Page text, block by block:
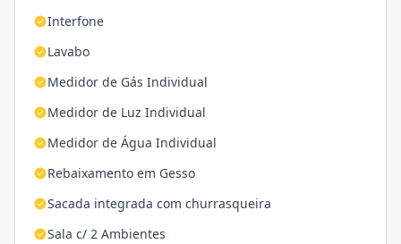
Interfone
Lavabo
Medidor de Gás Individual
Medidor de Luz Individual
Medidor de Água Individual
Rebaixamento em Gesso
Sacada integrada com churrasqueira
Sala c/ 2 Ambientes